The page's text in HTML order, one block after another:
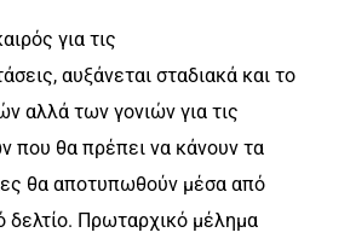
για τις
αυξάνεται σταδιακά και το
αλλά των γονιών για τις
που θα πρέπει να κάνουν τα
θα αποτυπωθούν μέσα από
δελτίο. Πρωταρχικό μέλημα